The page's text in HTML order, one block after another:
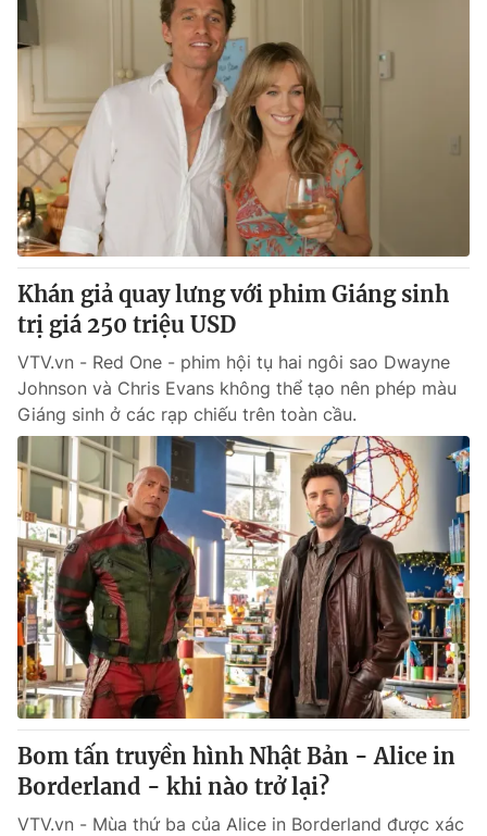
Khán giả quay lưng với phim Giáng sinh
trị giá 250 triệu USD
VTV.vn - Red One - phim hội tụ hai ngôi sao Dwayne
Johnson và Chris Evans không thể tạo nên phép màu
Giáng sinh ở các rạp chiếu trên toàn cầu.
Bom tấn truyền hình Nhật Bản - Alice in
Borderland - khi nào trở lại?
VTV.vn - Mùa thứ ba của Alice in Borderland được xác